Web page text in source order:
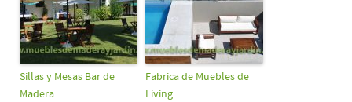
Sillas y Mesas Bar de
Madera
Fabrica de Muebles de
Living